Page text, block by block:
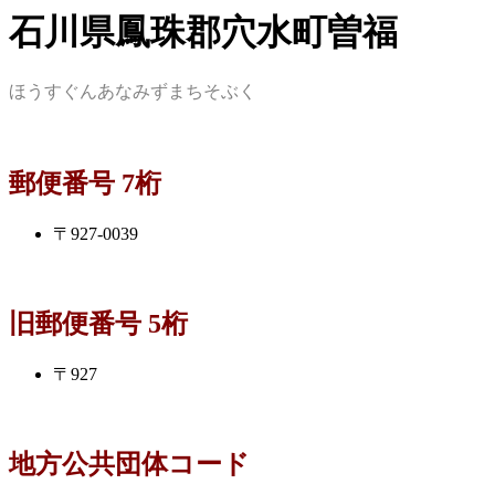
石川県鳳珠郡穴水町曽福
ほうすぐんあなみずまちそぶく
郵便番号 7桁
〒927-0039
旧郵便番号 5桁
〒927
地方公共団体コード